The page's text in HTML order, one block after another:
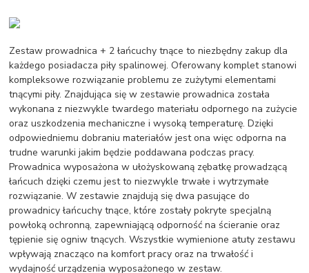
Zestaw prowadnica + 2 łańcuchy tnące to niezbędny zakup dla
każdego posiadacza piły spalinowej. Oferowany komplet stanowi
kompleksowe rozwiązanie problemu ze zużytymi elementami
tnącymi piły. Znajdująca się w zestawie prowadnica została
wykonana z niezwykle twardego materiału odpornego na zużycie
oraz uszkodzenia mechaniczne i wysoką temperaturę. Dzięki
odpowiedniemu dobraniu materiałów jest ona więc odporna na
trudne warunki jakim będzie poddawana podczas pracy.
Prowadnica wyposażona w ułożyskowaną zębatkę prowadzącą
łańcuch dzięki czemu jest to niezwykle trwałe i wytrzymałe
rozwiązanie. W zestawie znajdują się dwa pasujące do
prowadnicy łańcuchy tnące, które zostały pokryte specjalną
powłoką ochronną, zapewniającą odporność na ścieranie oraz
tępienie się ogniw tnących. Wszystkie wymienione atuty zestawu
wpływają znacząco na komfort pracy oraz na trwałość i
wydajność urządzenia wyposażonego w zestaw.